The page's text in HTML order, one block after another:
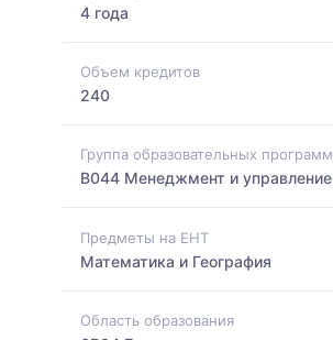
4 года
Объем кредитов
240
Группа образовательных программ
B044 Менеджмент и управление
Предметы на ЕНТ
Математика и География
Область образования